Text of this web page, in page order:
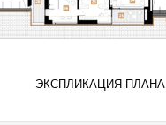
ЭКСПЛИКАЦИЯ ПЛАНА